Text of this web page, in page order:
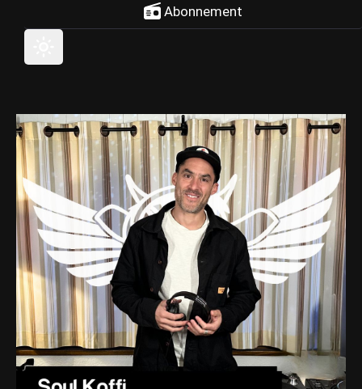
Abonnement